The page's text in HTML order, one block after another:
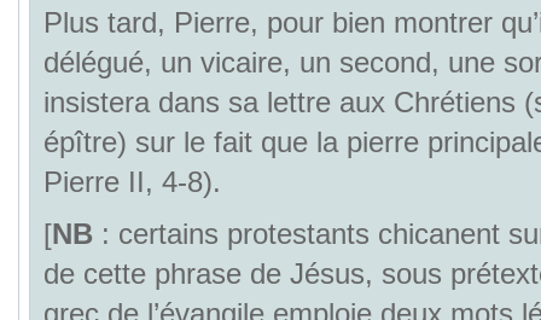
Plus tard, Pierre, pour bien montrer
délégué, un vicaire, un second, une
insistera dans sa lettre aux Chrétiens
épître) sur le fait que la pierre
Pierre II, 4-8).
[NB: certains protestants chicanent
de cette phrase de Jésus, sous
grec de l’évangile emploie deux mots